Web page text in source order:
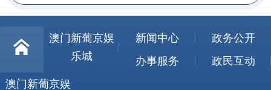
澳门新葡京娱
乐城
新闻中心
政务公开
办事服务
政民互动
澳门新葡京娱